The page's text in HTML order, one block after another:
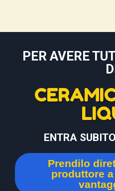
PER AVERE
ENTRA
Prendilo
produttore